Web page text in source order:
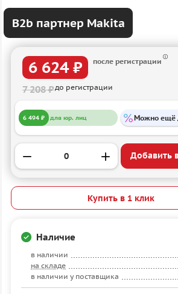
B2b партнер Makita
6 624 ₽ после регистрации
7 208 ₽до регистрации
6 494 ₽ для юр. лиц Можно ещё
Добавить
Купить в 1 клик
Наличие
в наличии
на складе
в наличии у поставщика